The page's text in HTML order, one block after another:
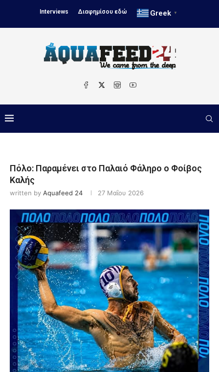
Interviews Διαφημίσου εδώ Greek ▼
Πόλο: Παραμένει στο Παλαιό Φάληρο ο Φοίβος
Καλής
written by Aquafeed 24 27 Μαΐου 2026